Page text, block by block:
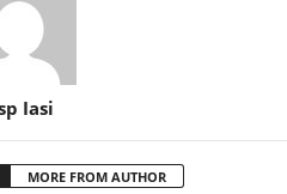
Iasi
MORE FROM AUTHOR